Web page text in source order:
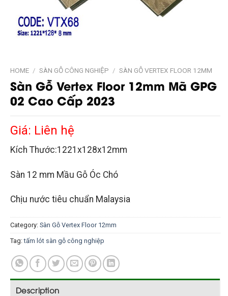
HOME / SÀN GỖ CÔNG NGHIỆP / SÀN GỖ VERTEX FLOOR 12MM
Sàn Gỗ Vertex Floor 12mm Mã GPG
02 Cao Cấp 2023
Giá: Liên hệ
Kích Thước:1221x128x12mm
Sàn 12 mm Mầu Gỗ Óc Chó
Chịu nước tiêu chuẩn Malaysia
Category: Sàn Gỗ Vertex Floor 12mm
Tag:tấm lót sàn gỗ công nghiệp
Description